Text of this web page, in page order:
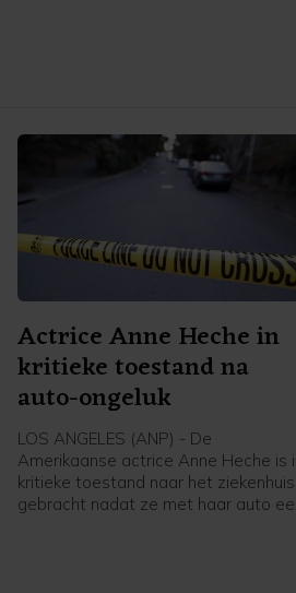
Actrice Anne Heche in
kritieke toestand na
auto-ongeluk
LOS ANGELES (ANP) - De
Amerikaanse actrice Anne Heche is
kritieke toestand naar het ziekenhuis
gebracht nadat ze met haar auto